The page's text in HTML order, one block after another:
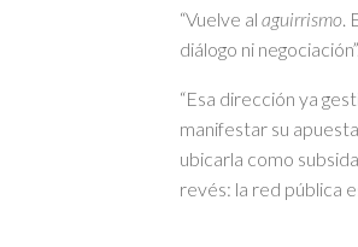
“Vuelve al aguirrismo.
diálogo ni negociación”.
“Esa dirección ya
manifestar su
ubicarla como
revés: la red pública